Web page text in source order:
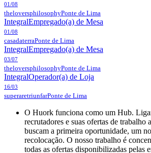
01/08
theloversphilosophyPonte de Lima
IntegralEmpregado(a) de Mesa
01/08
casadaterraPonte de Lima
IntegralEmpregado(a) de Mesa
03/07
theloversphilosophyPonte de Lima
IntegralOperador(a) de Loja
16/03
superaretriunfarPonte de Lima
O Huork funciona como um Hub.
recrutadores e suas ofertas de trabalho
buscam a primeira oportunidade, um
recolocação. O nosso trabalho é
todas as ofertas disponibilizadas pelas